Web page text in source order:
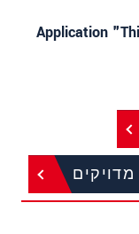
Application